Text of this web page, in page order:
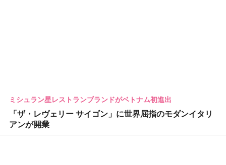
ミシュラン星レストランブランドがベトナム初進出
「ザ・レヴェリー サイゴン」に世界屈指のモダンイタリ
アンが開業